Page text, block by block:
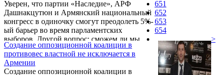
Уверен, что партии «Наследие», АРФ
Дашнакцутюн и Армянский национальный
конгресс в одиночку смогут преодолеть 5%-
ый барьер во время парламентских
выборов. Другой вопрос: сможем ли мы
сохранить эти квоты? Об этом в беседе с
изданием заявил руководитель
парламентской фракции партии «Наследие»
Создание оппозиционной коалиции в
противовес властной не исключается в
Армении
Создание оппозиционной коалиции в
651
652
653
654
>